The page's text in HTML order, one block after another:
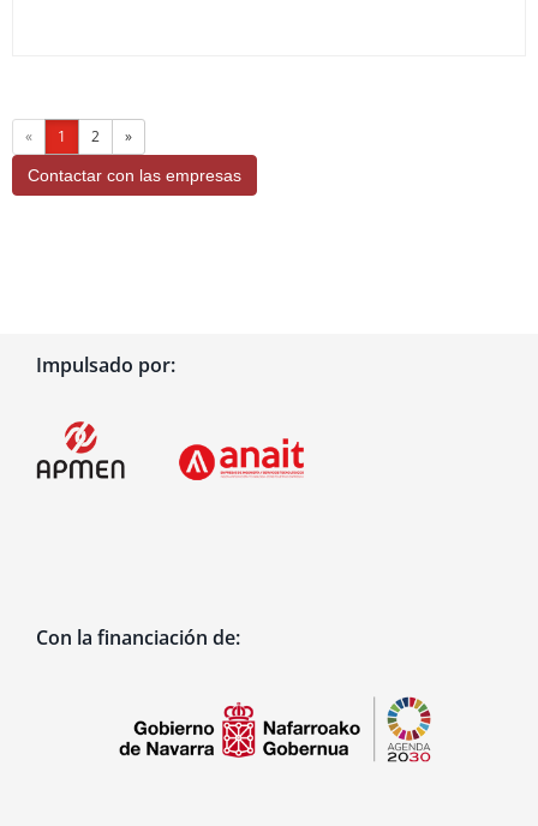
« 1 2 »
Contactar con las empresas
Impulsado por:
Con la financiación de: